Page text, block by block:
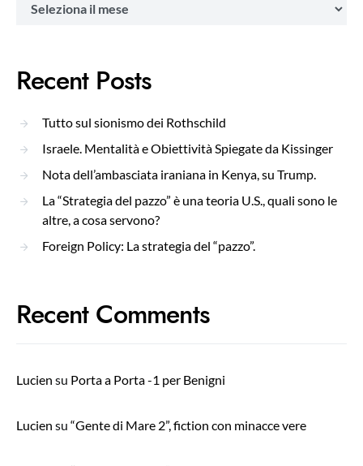
Recent Posts
Tutto sul sionismo dei Rothschild
Israele. Mentalità e Obiettività Spiegate da Kissinger
Nota dell’ambasciata iraniana in Kenya, su Trump.
La “Strategia del pazzo” è una teoria U.S., quali sono le
altre, a cosa servono?
Foreign Policy: La strategia del “pazzo”.
Recent Comments
Lucien su Porta a Porta -1 per Benigni
Lucien su “Gente di Mare 2”, fiction con minacce vere